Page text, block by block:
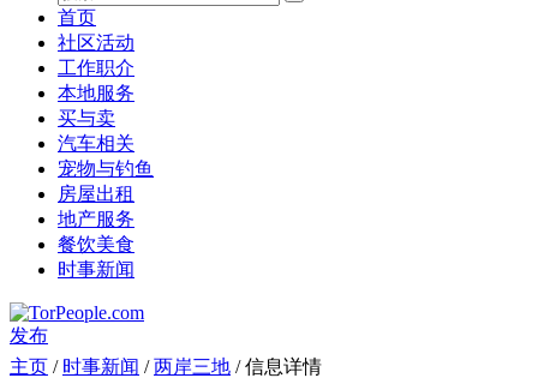
首页
社区活动
工作职介
本地服务
买与卖
汽车相关
宠物与钓鱼
房屋出租
地产服务
餐饮美食
时事新闻
发布
主页 / 时事新闻 /两岸三地 / 信息详情